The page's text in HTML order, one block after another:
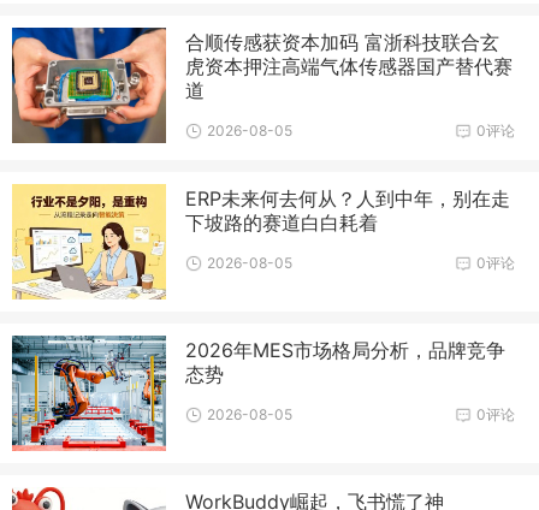
合顺传感获资本加码 富浙科技联合玄
虎资本押注高端气体传感器国产替代赛
道
0评论
2026-08-05
ERP未来何去何从？人到中年，别在走
下坡路的赛道白白耗着
0评论
2026-08-05
2026年MES市场格局分析，品牌竞争
态势
0评论
2026-08-05
WorkBuddy崛起，飞书慌了神